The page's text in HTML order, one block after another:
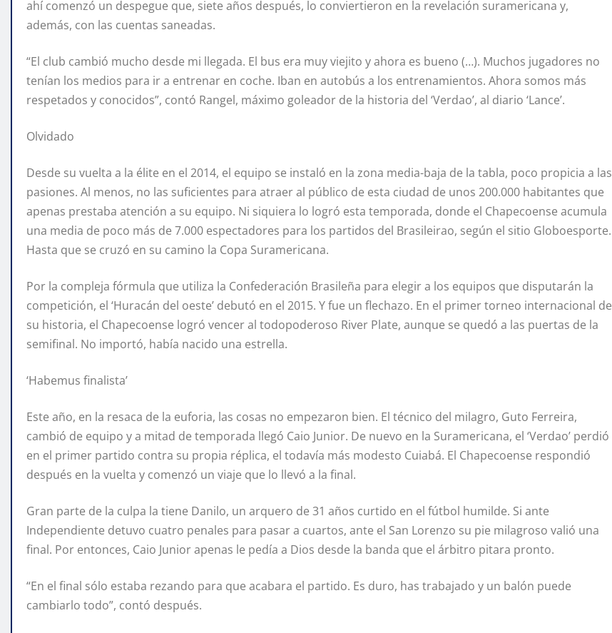
ahí comenzó un despegue que, siete años después, lo conviertieron en la revelación suramericana y,
además, con las cuentas saneadas.
“El club cambió mucho desde mi llegada. El bus era muy viejito y ahora es bueno (…). Muchos jugadores no
tenían los medios para ir a entrenar en coche. Iban en autobús a los entrenamientos. Ahora somos más
respetados y conocidos”, contó Rangel, máximo goleador de la historia del ‘Verdao’, al diario ‘Lance’.
Olvidado
Desde su vuelta a la élite en el 2014, el equipo se instaló en la zona media-baja de la tabla, poco propicia a las
pasiones. Al menos, no las suficientes para atraer al público de esta ciudad de unos 200.000 habitantes que
apenas prestaba atención a su equipo. Ni siquiera lo logró esta temporada, donde el Chapecoense acumula
una media de poco más de 7.000 espectadores para los partidos del Brasileirao, según el sitio Globoesporte.
Hasta que se cruzó en su camino la Copa Suramericana.
Por la compleja fórmula que utiliza la Confederación Brasileña para elegir a los equipos que disputarán la
competición, el ‘Huracán del oeste’ debutó en el 2015. Y fue un flechazo. En el primer torneo internacional de
su historia, el Chapecoense logró vencer al todopoderoso River Plate, aunque se quedó a las puertas de la
semifinal. No importó, había nacido una estrella.
‘Habemus finalista’
Este año, en la resaca de la euforia, las cosas no empezaron bien. El técnico del milagro, Guto Ferreira,
cambió de equipo y a mitad de temporada llegó Caio Junior. De nuevo en la Suramericana, el ‘Verdao’ perdió
en el primer partido contra su propia réplica, el todavía más modesto Cuiabá. El Chapecoense respondió
después en la vuelta y comenzó un viaje que lo llevó a la final.
Gran parte de la culpa la tiene Danilo, un arquero de 31 años curtido en el fútbol humilde. Si ante
Independiente detuvo cuatro penales para pasar a cuartos, ante el San Lorenzo su pie milagroso valió una
final. Por entonces, Caio Junior apenas le pedía a Dios desde la banda que el árbitro pitara pronto.
“En el final sólo estaba rezando para que acabara el partido. Es duro, has trabajado y un balón puede
cambiarlo todo”, contó después.